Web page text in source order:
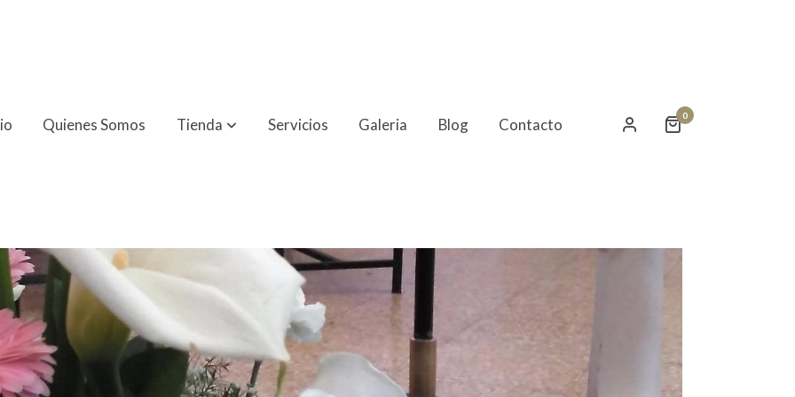
Quienes Somos Tienda Servicios Galeria Blog Contacto 0